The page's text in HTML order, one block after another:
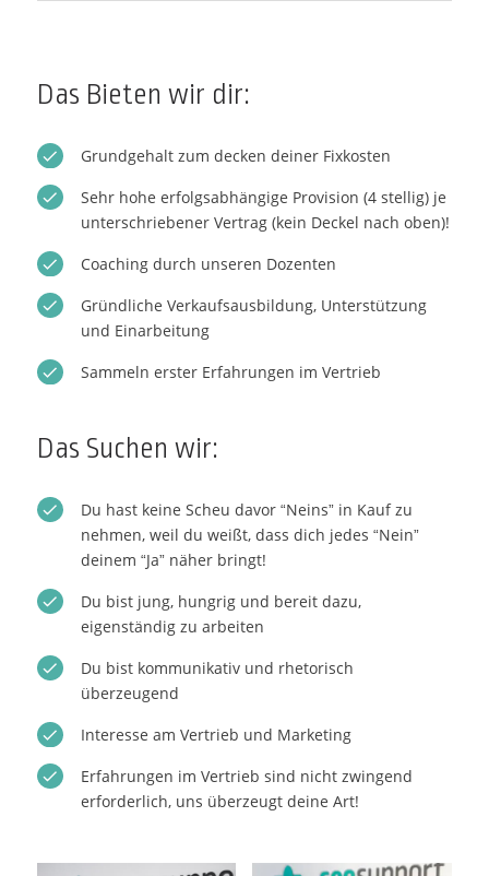
Das Bieten wir dir:
Grundgehalt zum decken deiner Fixkosten
Sehr hohe erfolgsabhängige Provision (4 stellig) je
unterschriebener Vertrag (kein Deckel nach oben)!
Coaching durch unseren Dozenten
Gründliche Verkaufsausbildung, Unterstützung
und Einarbeitung
Sammeln erster Erfahrungen im Vertrieb
Das Suchen wir:
Du hast keine Scheu davor “Neins” in Kauf zu
nehmen, weil du weißt, dass dich jedes “Nein”
deinem “Ja” näher bringt!
Du bist jung, hungrig und bereit dazu,
eigenständig zu arbeiten
Du bist kommunikativ und rhetorisch
überzeugend
Interesse am Vertrieb und Marketing
Erfahrungen im Vertrieb sind nicht zwingend
erforderlich, uns überzeugt deine Art!